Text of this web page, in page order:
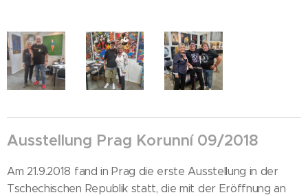
Ausstellung Prag Korunní 09/2018
Am 21.9.2018 fand in Prag die erste Ausstellung in der
Tschechischen Republik statt, die mit der Eröffnung an